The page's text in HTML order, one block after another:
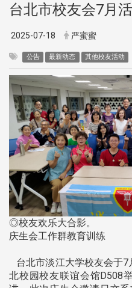
台北市校友会7月
2025-07-18 严蜜蜜
公告 最新动态 其他校友活动
◎校友欢乐大合影。
庆生会工作群教育训练
台北市淡江大学校友会于7
北校园校友联谊会馆D508